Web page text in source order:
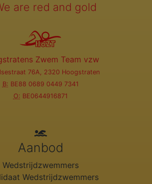
are red and gold
Zwem Team vzw
76A, 2320 Hoogstraten
B: BE88 0689 0449 7341
O: BE0644916871
Aanbod
Wedstrijdzwemmers
Wedstrijdzwemmers